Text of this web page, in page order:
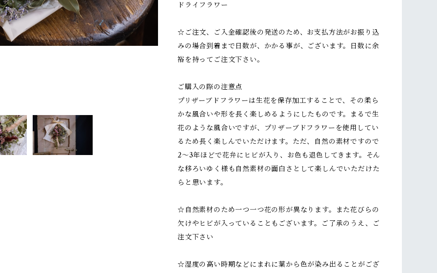
ドライフラワー
☆ご注文、ご入金確認後の発送のため、お支払方法がお振り込
みの場合到着まで日数が、かかる事が、ございます。日数に余
裕を持ってご注文下さい。
ご購入の際の注意点
プリザーブドフラワーは生花を保存加工することで、その柔ら
かな風合いや形を長く楽しめるようにしたものです。まるで生
花のような風合いですが、プリザーブドフラワーを使用してい
るため長く楽しんでいただけます。ただ、自然の素材ですので
2～3年ほどで花弁にヒビが入り、お色も退色してきます。そん
な移ろいゆく様も自然素材の面白さとして楽しんでいただけた
らと思います。
☆自然素材のため一つ一つ花の形が異なります。また花びらの
欠けやヒビが入っていることもございます。ご了承のうえ、ご
注文下さい
☆湿度の高い時期などにまれに葉から色が染み出ることがござ